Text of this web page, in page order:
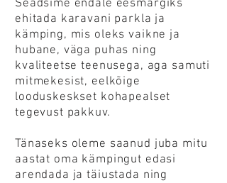
Seadsime endale eesmärgiks
ehitada karavani parkla ja
kämping, mis oleks vaikne ja
hubane, väga puhas ning
kvaliteetse teenusega, aga samuti
mitmekesist, eelkõige
looduskeskset kohapealset
tegevust pakkuv.
Tänaseks oleme saanud juba mitu
aastat oma kämpingut edasi
arendada ja täiustada ning